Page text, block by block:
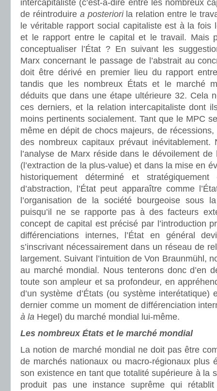
intercapitaliste (c’est-à-dire entre les nombreux
de réintroduire a posteriorila relation entre le
le véritable rapport social capitaliste est à la fois
et le rapport entre le capital et le travail. Mais
conceptualiser l’État ? En suivant les
Marx concernant le passage de l’abstrait au
doit être dérivé en premier lieu du rapport
tandis que les nombreux États et le marché
déduits que dans une étape ultérieure 32. Cela
ces derniers, et la relation intercapitaliste dont
moins pertinents socialement. Tant que le MPC
même en dépit de chocs majeurs, de
des nombreux capitaux prévaut
l’analyse de Marx réside dans le dévoilement
(l’extraction de la plus-value) et dans la mise en
historiquement déterminé et
d’abstraction, l’État peut apparaître comme
l’organisation de la société bourgeoise sous
puisqu’il ne se rapporte pas à des facteurs
concept de capital est précisé par l’introduction
différenciations internes, l’État en général
s’inscrivant nécessairement dans un réseau de
largement. Suivant l’intuition de Von Braunmühl,
au marché mondial. Nous tenterons donc d’en
toute son ampleur et sa profondeur, en
d’un système d’États (ou système
dernier comme un moment de différenciation
à la Hegel) du marché mondial lui-même.
Les nombreux États et le marché mondial
La notion de marché mondial ne doit pas être
de marchés nationaux ou macro-régionaux plus
son existence en tant que totalité supérieure à la
produit pas une instance suprême qui